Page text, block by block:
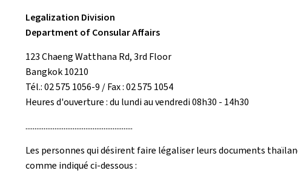
Legalization Division
Department of Consular Affairs
123 Chaeng Watthana Rd, 3rd Floor
Bangkok 10210
Tél.: 02 575 1056-9 / Fax : 02 575 1054
Heures d'ouverture : du lundi au vendredi 08h30 - 14h30
...........................................................
Les personnes qui désirent faire légaliser leurs documents
comme indiqué ci-dessous :